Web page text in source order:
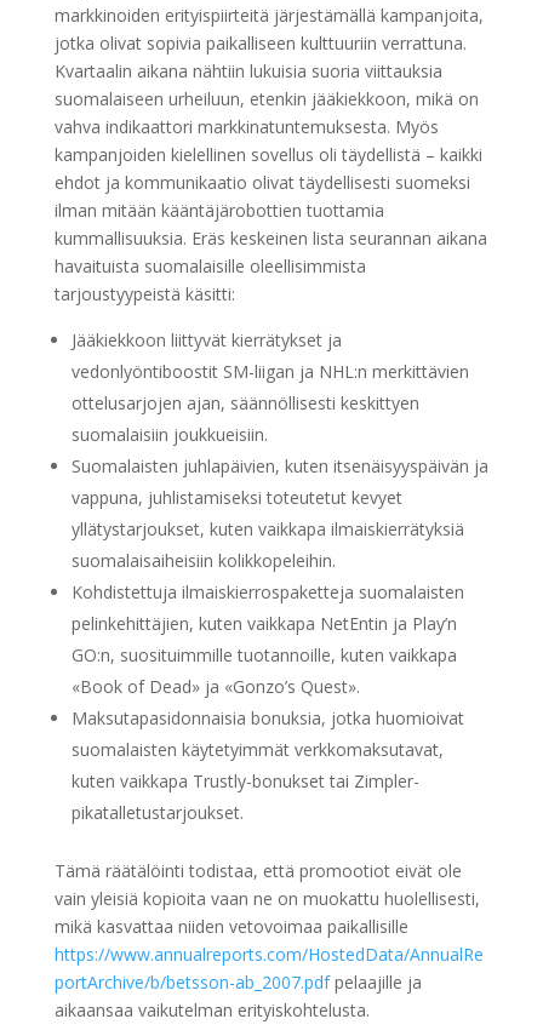
markkinoiden erityispiirteitä järjestämällä kampanjoita,
jotka olivat sopivia paikalliseen kulttuuriin verrattuna.
Kvartaalin aikana nähtiin lukuisia suoria viittauksia
suomalaiseen urheiluun, etenkin jääkiekkoon, mikä on
vahva indikaattori markkinatuntemuksesta. Myös
kampanjoiden kielellinen sovellus oli täydellistä – kaikki
ehdot ja kommunikaatio olivat täydellisesti suomeksi
ilman mitään kääntäjärobottien tuottamia
kummallisuuksia. Eräs keskeinen lista seurannan aikana
havaituista suomalaisille oleellisimmista
tarjoustyypeistä käsitti:
Jääkiekkoon liittyvät kierrätykset ja
vedonlyöntiboostit SM-liigan ja NHL:n merkittävien
ottelusarjojen ajan, säännöllisesti keskittyen
suomalaisiin joukkueisiin.
Suomalaisten juhlapäivien, kuten itsenäisyyspäivän ja
vappuna, juhlistamiseksi toteutetut kevyet
yllätystarjoukset, kuten vaikkapa ilmaiskierrätyksiä
suomalaisaiheisiin kolikkopeleihin.
Kohdistettuja ilmaiskierrospaketteja suomalaisten
pelinkehittäjien, kuten vaikkapa NetEntin ja Play’n
GO:n, suosituimmille tuotannoille, kuten vaikkapa
«Book of Dead» ja «Gonzo’s Quest».
Maksutapasidonnaisia bonuksia, jotka huomioivat
suomalaisten käytetyimmät verkkomaksutavat,
kuten vaikkapa Trustly-bonukset tai Zimpler-
pikatalletustarjoukset.
Tämä räätälöinti todistaa, että promootiot eivät ole
vain yleisiä kopioita vaan ne on muokattu huolellisesti,
mikä kasvattaa niiden vetovoimaa paikallisille
https://www.annualreports.com/HostedData/AnnualRe
portArchive/b/betsson-ab_2007.pdfpelaajille ja
aikaansaa vaikutelman erityiskohtelusta.